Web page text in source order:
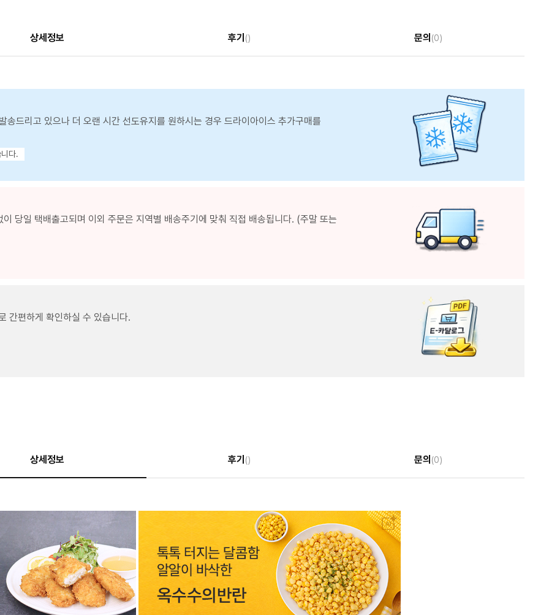
상세정보 후기 () 문의 (0)
드리고 있으나 더 오랜 시간 선도유지를 원하시는 경우 드라이아이스 추가구매를
다.
당일 택배출고되며 이외 주문은 지역별 배송주기에 맞춰 직접 배송됩니다. (주말 또는
간편하게 확인하실 수 있습니다.
상세정보 후기 () 문의 (0)